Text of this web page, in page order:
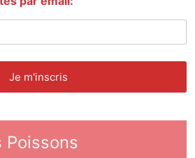
Poissons